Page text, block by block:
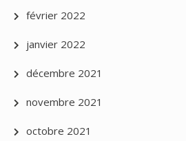
février 2022
janvier 2022
décembre 2021
novembre 2021
octobre 2021